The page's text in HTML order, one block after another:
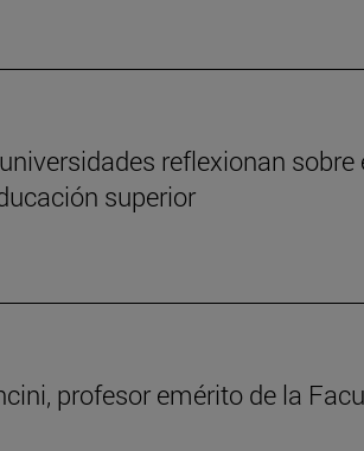
reflexionan sobre
superior
profesor emérito de la